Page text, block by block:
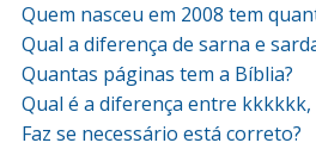
Quem nasceu em 2008 tem
Qual a diferença de sarna e
Quantas páginas tem a Bíblia?
Qual é a diferença entre
Faz se necessário está correto?